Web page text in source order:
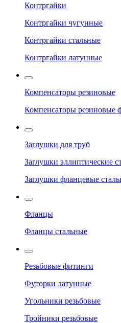
Контргайки
Контргайки чугунные
Контргайки стальные
Контргайки латунные
Компенсаторы резиновые
Компенсаторы резиновые
Заглушки для труб
Заглушки эллиптические
Заглушки фланцевые
Фланцы
Фланцы стальные
Резьбовые фитинги
Футорки латунные
Угольники резьбовые
Тройники резьбовые